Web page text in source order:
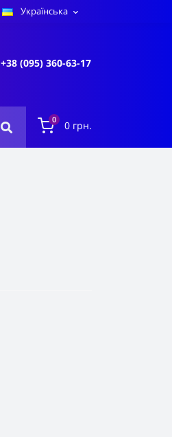
Українська
+38 (095) 360-63-17
0 0 грн.